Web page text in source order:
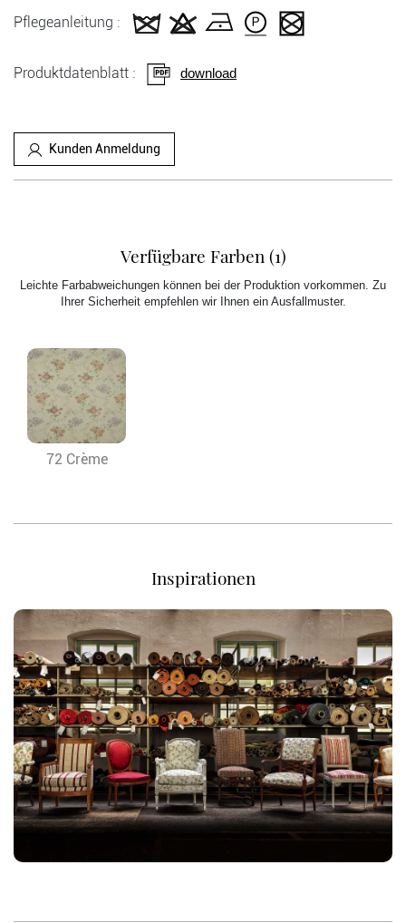
Pflegeanleitung :
Produktdatenblatt : download
Kunden Anmeldung
Verfügbare Farben (1)
Leichte Farbabweichungen können bei der Produktion vorkommen. Zu
Ihrer Sicherheit empfehlen wir Ihnen ein Ausfallmuster.
72 Crème
Inspirationen